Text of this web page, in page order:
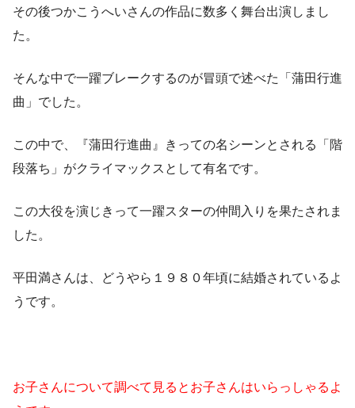
その後つかこうへいさんの作品に数多く舞台出演しまし
た。
そんな中で一躍ブレークするのが冒頭で述べた「蒲田行進
曲」でした。
この中で、『蒲田行進曲』きっての名シーンとされる「階
段落ち」がクライマックスとして有名です。
この大役を演じきって一躍スターの仲間入りを果たされま
した。
平田満さんは、どうやら１９８０年頃に結婚されているよ
うです。
お子さんについて調べて見るとお子さんはいらっしゃるよ